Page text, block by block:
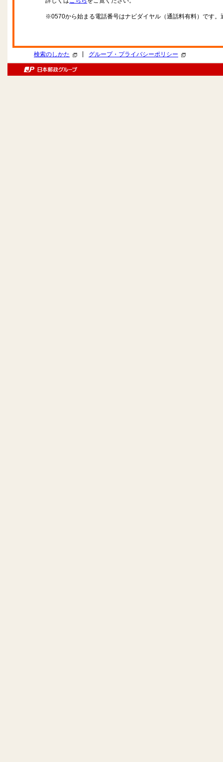
※0570から始まる電話番号はナビダイヤル（通話料有料）です
検索のしかた グループ・プライバシーポリシー